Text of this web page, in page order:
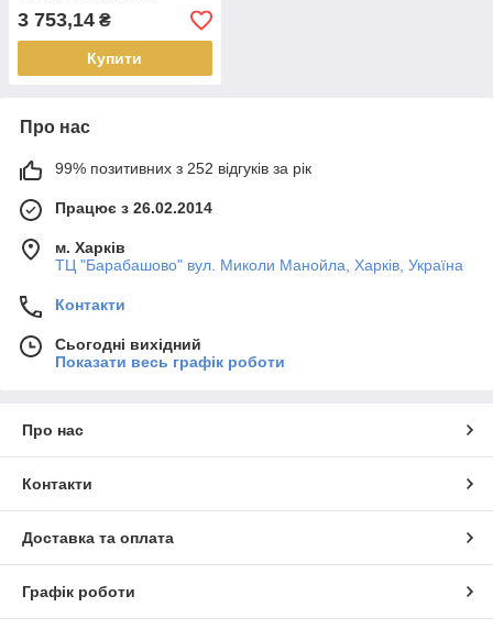
3 753,14 ₴
Купити
Про нас
99% позитивних з 252 відгуків за рік
Працює з 26.02.2014
м. Харків
ТЦ "Барабашово" вул. Миколи Манойла, Харків, Україна
Контакти
Сьогодні вихідний
Показати весь графік роботи
Про нас
Контакти
Доставка та оплата
Графік роботи